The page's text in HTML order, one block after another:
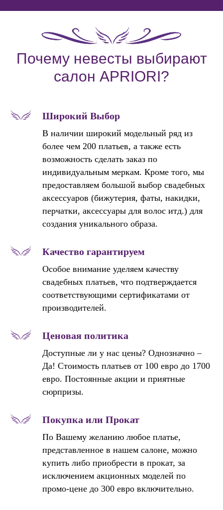
Почему невесты выбирают
салон APRIORI?
Широкий Выбор
В наличии широкий модельный ряд из
более чем 200 платьев, а также есть
возможность сделать заказ по
индивидуальным меркам. Кроме того, мы
предоставляем большой выбор свадебных
аксессуаров (бижутерия, фаты, накидки,
перчатки, аксессуары для волос итд.) для
создания уникального образа.
Качество гарантируем
Особое внимание уделяем качеству
свадебных платьев, что подтверждается
соответствующими сертификатами от
производителей.
Ценовая политика
Доступные ли у нас цены? Однозначно –
Да! Стоимость платьев от 100 евро до 1700
евро. Постоянные акции и приятные
сюрпризы.
Покупка или Прокат
По Вашему желанию любое платье,
представленное в нашем салоне, можно
купить либо приобрести в прокат, за
исключением акционных моделей по
промо-цене до 300 евро включительно.